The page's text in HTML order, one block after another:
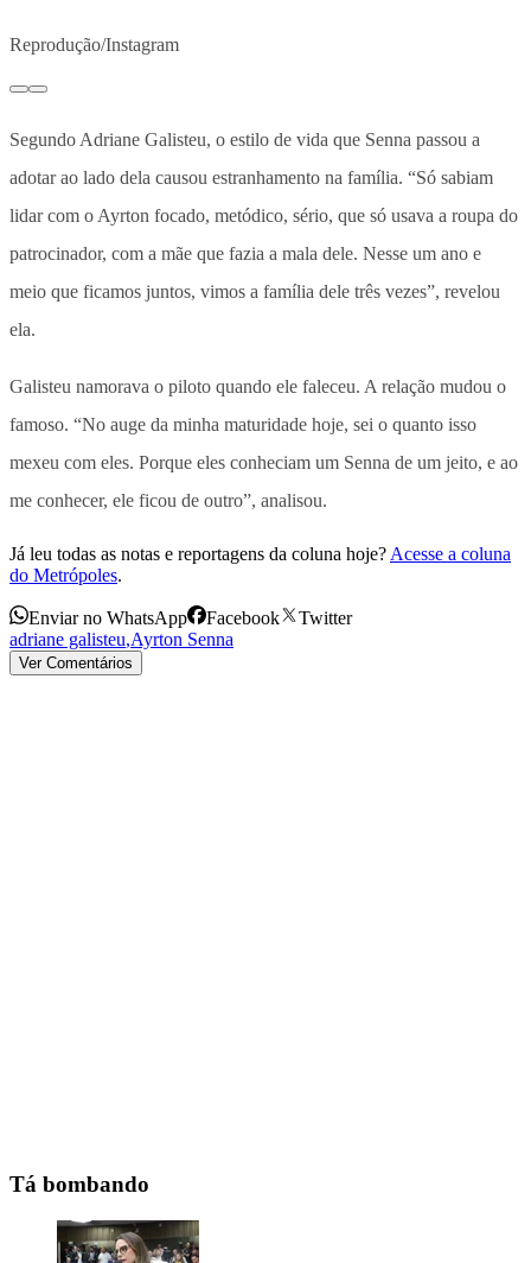
Reprodução/Instagram
Segundo Adriane Galisteu, o estilo de vida que Senna passou a
adotar ao lado dela causou estranhamento na família. “Só sabiam
lidar com o Ayrton focado, metódico, sério, que só usava a roupa do
patrocinador, com a mãe que fazia a mala dele. Nesse um ano e
meio que ficamos juntos, vimos a família dele três vezes”, revelou
ela.
Galisteu namorava o piloto quando ele faleceu. A relação mudou o
famoso. “No auge da minha maturidade hoje, sei o quanto isso
mexeu com eles. Porque eles conheciam um Senna de um jeito, e ao
me conhecer, ele ficou de outro”, analisou.
Já leu todas as notas e reportagens da coluna hoje? Acesse a coluna
do Metrópoles.
Enviar no WhatsApp Facebook
Twitter
adriane galisteu,Ayrton Senna
Ver Comentários
Tá bombando